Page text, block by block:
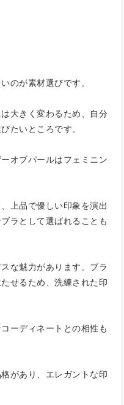
のが素材選びです。
大きく変わるため、自分
たいところです。
オブパールはフェミニン
上品で優しい印象を演出
ラとして選ばれることも
な魅力があります。ブラ
せるため、洗練された印
ーディネートとの相性も
があり、エレガントな印